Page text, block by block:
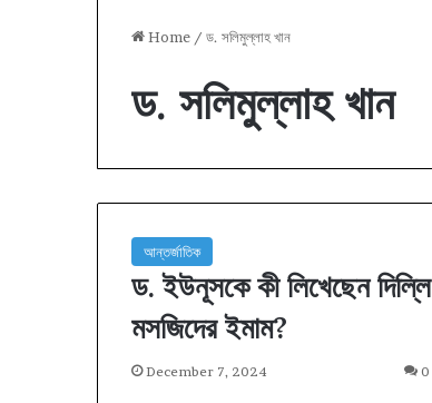
Home / ড. সলিমুল্লাহ খান
ড. সলিমুল্লাহ খান
আন্তর্জাতিক
ড. ইউনূসকে কী লিখেছেন দিল্লি
মসজিদের ইমাম?
December 7, 2024 0